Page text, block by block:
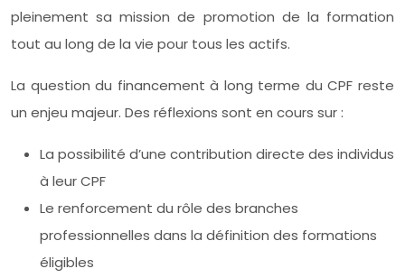
pleinement sa mission de promotion de la formation
tout au long de la vie pour tous les actifs.
La question du financement à long terme du CPF reste
un enjeu majeur. Des réflexions sont en cours sur :
La possibilité d’une contribution directe des individus
à leur CPF
Le renforcement du rôle des branches
professionnelles dans la définition des formations
éligibles